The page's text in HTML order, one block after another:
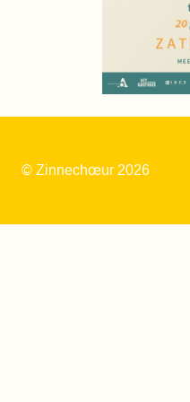
© Zinnechœur 2026